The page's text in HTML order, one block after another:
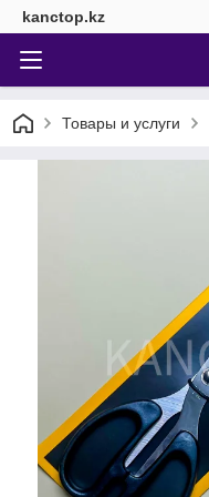
kanctop.kz
Товары и услуги